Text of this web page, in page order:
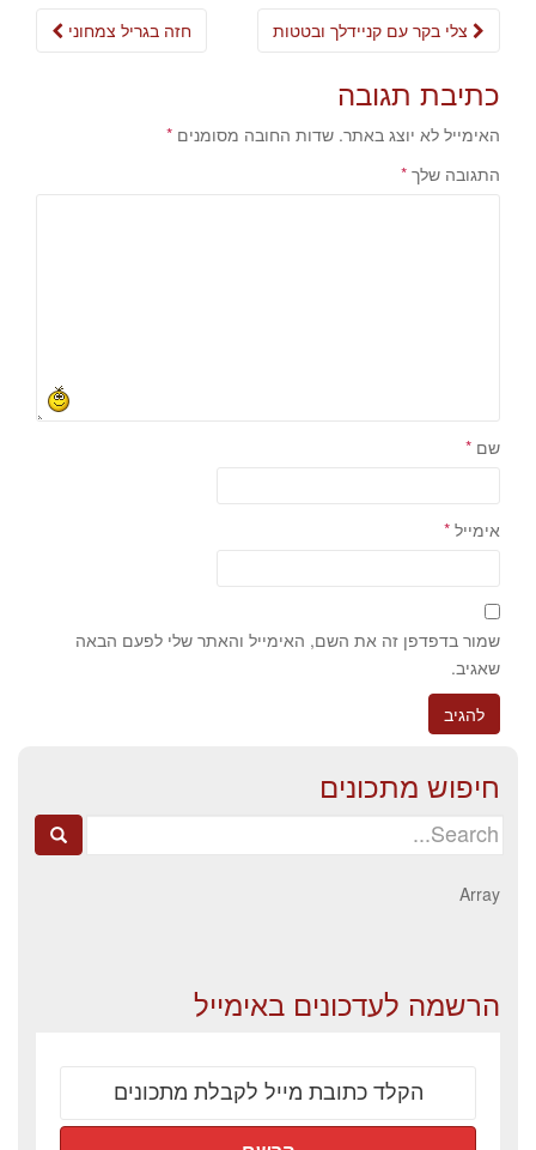
Post
חזה בגריל צמחוני
כתיבת תגובה
האימייל לא יוצג באתר. שדות החובה מסומנים *
התגובה שלך *
שם *
אימייל *
שמור בדפדפן זה את השם, האימייל והאתר שלי לפעם הבאה
שאגיב.
חיפוש מתכונים
Search
Array
הרשמה לעדכונים באימייל